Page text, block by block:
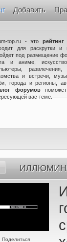
Добавить
top.ru - это
для раскрутки и
под размещение
и аниме,
и встречи,
города и регионы,
форумов
вас теме.
Поделиться